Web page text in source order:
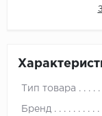
Тип товара
Бренд